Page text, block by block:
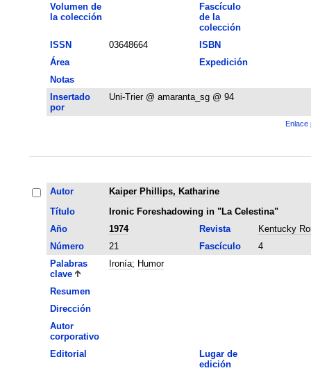
Volumen de
la colección
Fascículo
de la
colección
ISSN
03648664
ISBN
Área
Expedición
Notas
Insertado
por
Uni-Trier @ amaranta_sg @ 94
Enlace
Autor
Kaiper Phillips, Katharine
Título
Ironic Foreshadowing in "La Celestina"
Año
1974 Revista
Kentucky
Número
21 Fascículo
4
Palabras
clave
Ironía; Humor
Resumen
Dirección
Autor
corporativo
Editorial
Lugar de
edición